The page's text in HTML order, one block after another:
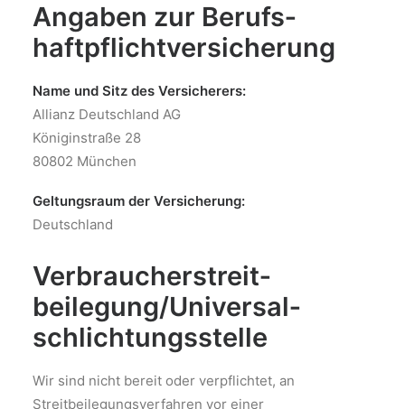
Angaben zur Berufs­
haftpflicht­versicherung
Name und Sitz des Versicherers:
Allianz Deutschland AG
Königinstraße 28
80802 München
Geltungsraum der Versicherung:
Deutschland
Verbraucher­streit­
beilegung/Universal­
schlichtungs­stelle
Wir sind nicht bereit oder verpflichtet, an
Streitbeilegungsverfahren vor einer